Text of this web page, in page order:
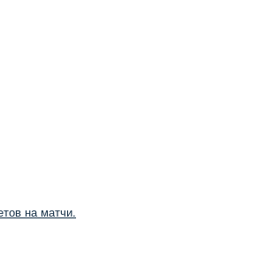
на матчи.